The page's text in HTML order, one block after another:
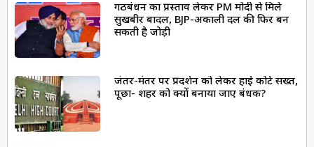
गठबंधन का प्रस्ताव लेकर PM मोदी से मिले
सुखबीर बादल, BJP-अकाली दल की फिर बन
सकती है जोड़ी
जंतर-मंतर पर प्रदर्शन को लेकर हाई कोर्ट सख्त,
पूछा- शहर को क्यों बनाया जाए बंधक?